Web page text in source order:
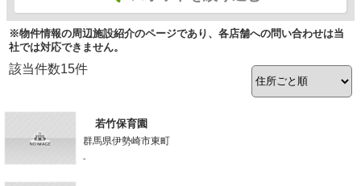
※物件情報の周辺施設紹介のページであり、各店舗への問い合わせは当
社では対応できません。
該当件数15件
若竹保育園
群馬県伊勢崎市東町
-